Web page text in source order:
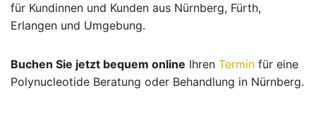
für Kundinnen und Kunden aus Nürnberg, Fürth,
Erlangen und Umgebung.
Buchen Sie jetzt bequem online Ihren Termin für eine
Polynucleotide Beratung oder Behandlung in Nürnberg.